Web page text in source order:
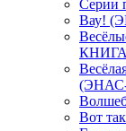
Серии
Вау!
Вот